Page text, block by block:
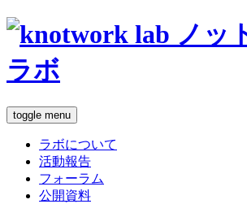
toggle menu
ラボについて
活動報告
フォーラム
公開資料